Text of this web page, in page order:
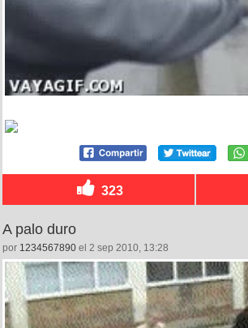
323
A palo duro
por 1234567890 el 2 sep 2010, 13:28